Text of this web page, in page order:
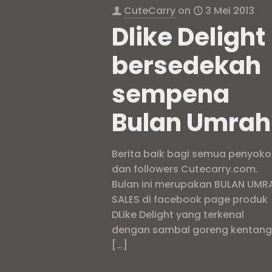
CuteCarry on 3 Mei 2013
Dlike Delight
bersedekah
sempena
Bulan Umrah
Berita baik bagi semua
dan followers Cutecarry.com.
Bulan ini merupakan BULAN
SALES di facebook page produk
DLike Delight yang terkenal
dengan sambal goreng kentang
[…]